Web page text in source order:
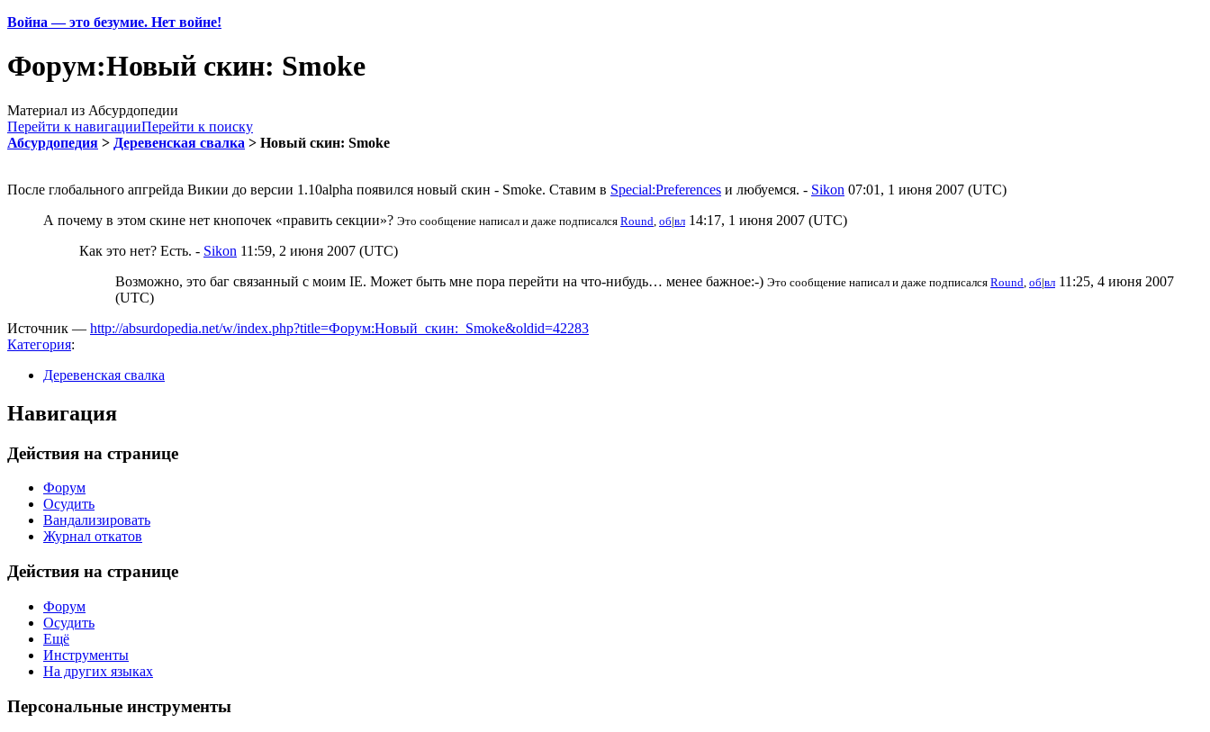
Война — это безумие. Нет войне!
Форум:Новый скин: Smoke
Материал из Абсурдопедии
Перейти к навигацииПерейти к поиску
Абсурдопедия > Деревенская свалка > Новый скин: Smoke
После глобального апгрейда Викии до версии 1.10alpha появился новый скин - Smoke. Ставим в Special:Preferences и любуемся. - Sikon 07:01, 1 июня 2007 (UTC)
А почему в этом скине нет кнопочек «править секции»? Это сообщение написал и даже подписался Round об|вл 14:17, 1 июня 2007 (UTC)
Как это нет? Есть. - Sikon 11:59, 2 июня 2007 (UTC)
Возможно, это баг связанный с моим IE. Может быть мне пора перейти на что-нибудь… менее бажное:-) Это сообщение написал и даже подписался Round об|вл 11:25, 4 июня 2007
(UTC)
Источник — http://absurdopedia.net/w/index.php?title=Форум:Новый_скин:_Smoke&oldid=42283
Категория:
Деревенская свалка
Навигация
Действия на странице
Форум
Осудить
Вандализировать
Журнал откатов
Действия на странице
Форум
Осудить
Ещё
Инструменты
На других языках
Персональные инструменты